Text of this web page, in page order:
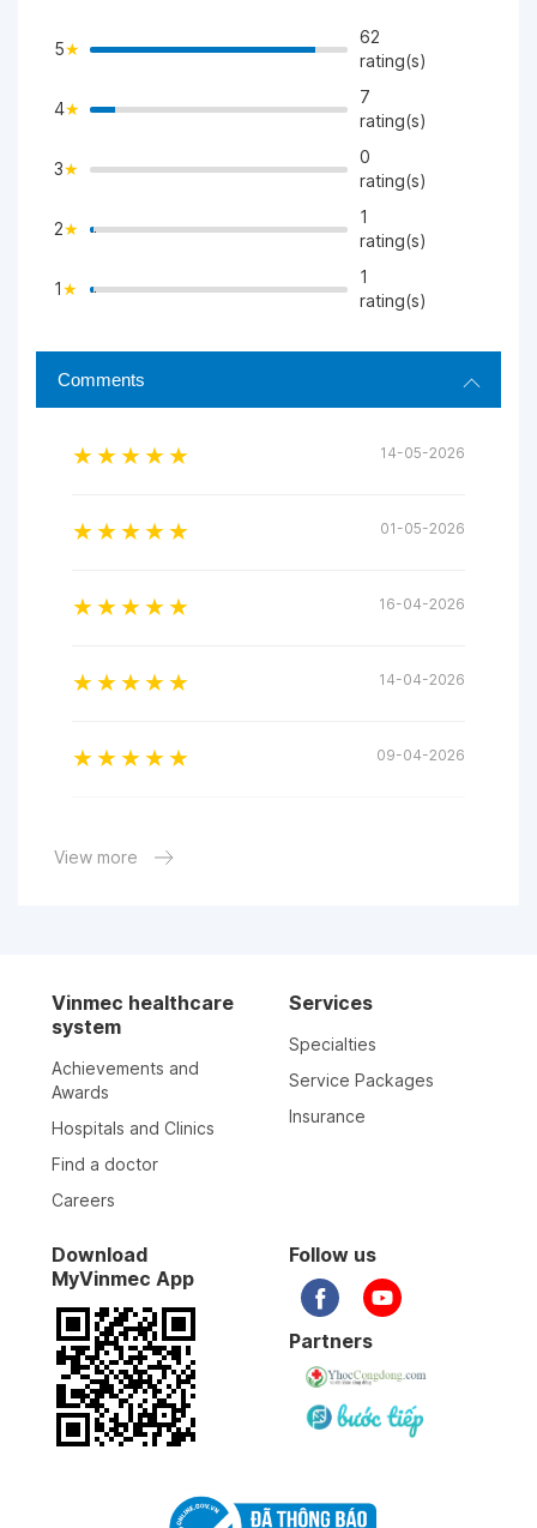
5
62
rating(s)
4 >
7
rating(s)
3 >
0
rating(s)
2 ">
1
rating(s)
1 ">
1
rating(s)
Comments
14-05-2026
01-05-2026
16-04-2026
14-04-2026
09-04-2026
19-12-2025
30-11-2025
View more
Vinmec healthcare
system
Achievements and
Awards
Hospitals and Clinics
Find a doctor
Careers
Services
Specialties
Service Packages
Insurance
Download
MyVinmec App
Follow us
Partners